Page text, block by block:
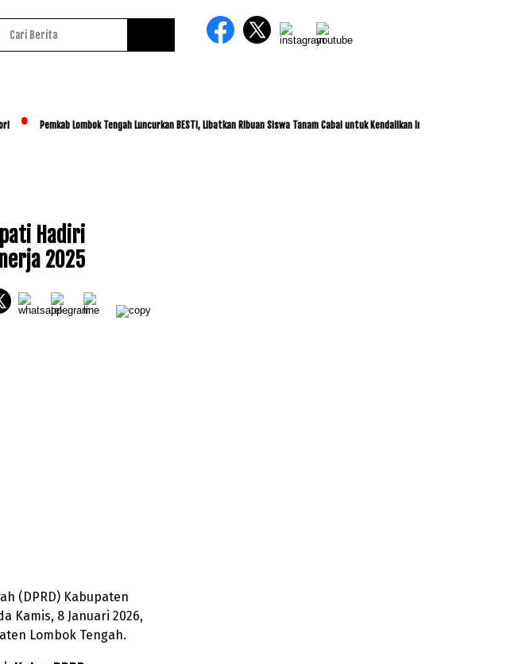
Pemkab Lombok Tengah Luncurkan BESTI, Libatkan Ribuan Siswa Tanam Cabai untuk Kendalikan Inflasi
Hadiri
2025
(DPRD) Kabupaten
Kamis, 8 Januari 2026,
Lombok Tengah.